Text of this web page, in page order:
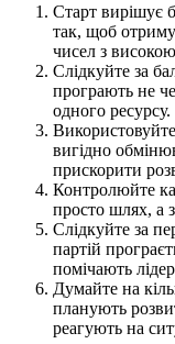
Старт вирішує
так, щоб
чисел з
Слідкуйте за
програють не
одного ресурсу.
вигідно
прискорити
Контролюйте
просто шлях, а
Слідкуйте за
партій
помічають
Думайте на
планують
реагують на